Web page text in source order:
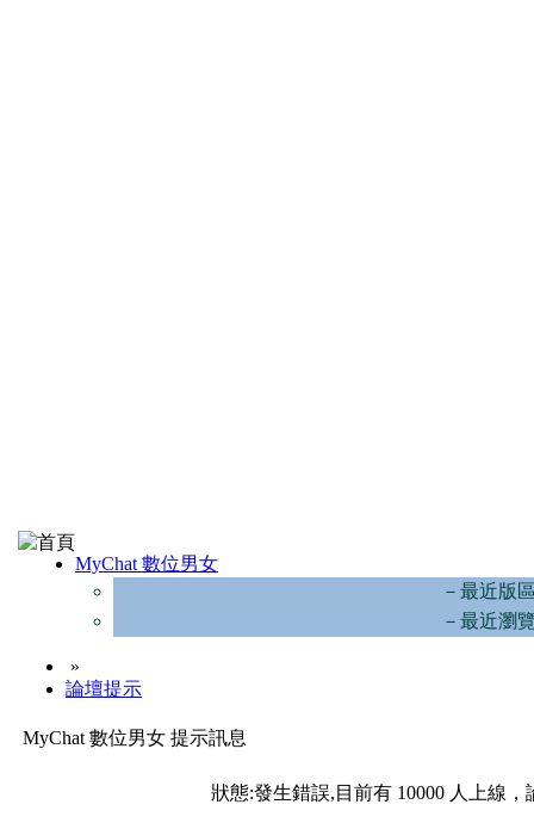
MyChat 數位男女
－最近版
－最近瀏
»
論壇提示
MyChat 數位男女 提示訊息
狀態:發生錯誤,目前有 10000 人上線